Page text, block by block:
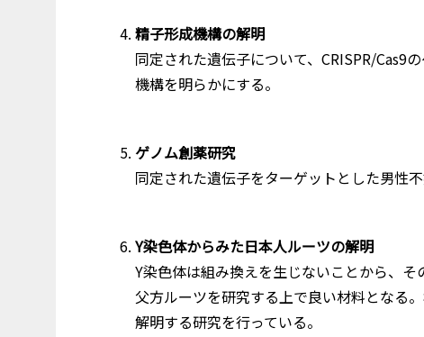
精子形成機構の解明
同定された遺伝子について、CRISPR/Cas9
機構を明らかにする。
ゲノム創薬研究
同定された遺伝子をターゲットとした男性
Y染色体からみた日本人ルーツの解明
Y染色体は組み換えを生じないことから、
父方ルーツを研究する上で良い材料となる
解明する研究を行っている。